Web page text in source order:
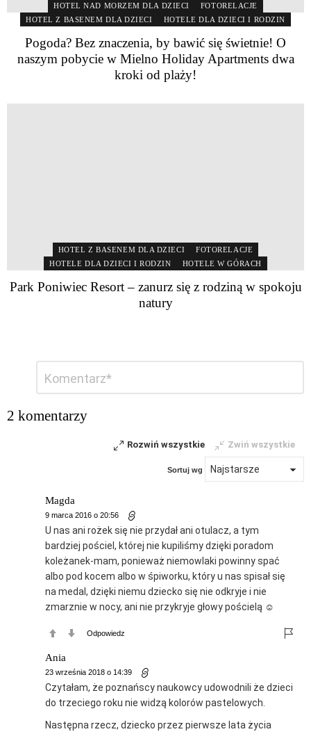
HOTEL NAD MORZEM DLA DZIECI
FOTORELACJE
HOTEL Z BASENEM DLA DZIECI
HOTELE DLA DZIECI I RODZIN
Pogoda? Bez znaczenia, by bawić się świetnie! O
naszym pobycie w Mielno Holiday Apartments dwa
kroki od plaży!
HOTEL Z BASENEM DLA DZIECI
FOTORELACJE
HOTELE DLA DZIECI I RODZIN
HOTELE W GÓRACH
Park Poniwiec Resort – zanurz się z rodziną w spokoju
natury
komentarz
2 komentarzy
Rozwiń wszystkie Zwiń wszystkie
Sortuj wg
Magda
9 marca 2016 o 20:56
U nas ani rożek się nie przydał ani otulacz, a tym
bardziej pościel, której nie kupiliśmy dzięki poradom
koleżanek-mam, ponieważ niemowlaki powinny spać
albo pod kocem albo w śpiworku, który u nas spisał się
na medal, dzięki niemu dziecko się nie odkryje i nie
zmarznie w nocy, ani nie przykryje głowy pościelą ☺
Odpowiedz
Ania
23 września 2018 o 14:39
Czytałam, że poznańscy naukowcy udowodnili że dzieci
do trzeciego roku nie widzą kolorów pastelowych.
Następna rzecz, dziecko przez pierwsze lata życia